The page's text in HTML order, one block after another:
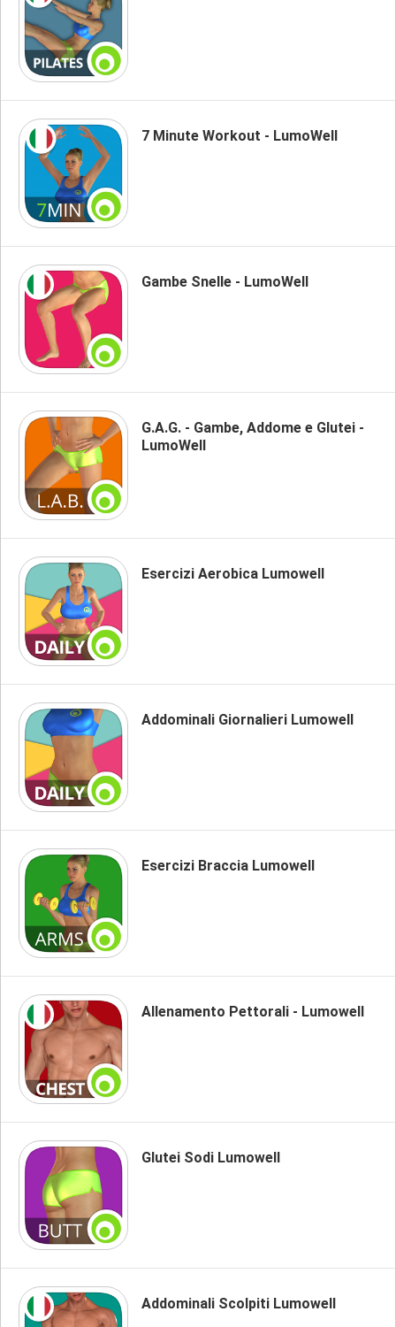
7 Minute Workout - LumoWell
Gambe Snelle - LumoWell
G.A.G. - Gambe, Addome e Glutei -
LumoWell
Esercizi Aerobica Lumowell
Addominali Giornalieri Lumowell
Esercizi Braccia Lumowell
Allenamento Pettorali - Lumowell
Glutei Sodi Lumowell
Addominali Scolpiti Lumowell